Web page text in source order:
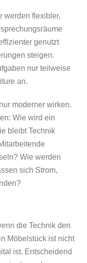
werden flexibler,
genutzt
steigen.
nur teilweise
an.
moderner wirken.
Wie wird ein
bleibt Technik
Wie werden
sich Strom,
die Technik den
Möbelstück ist nicht
ist. Entscheidend